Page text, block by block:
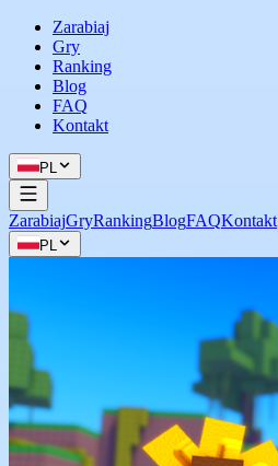
Zarabiaj
Gry
Ranking
Blog
FAQ
Kontakt
PL
ZarabiajGryRankingBlogFAQKontakt
PL